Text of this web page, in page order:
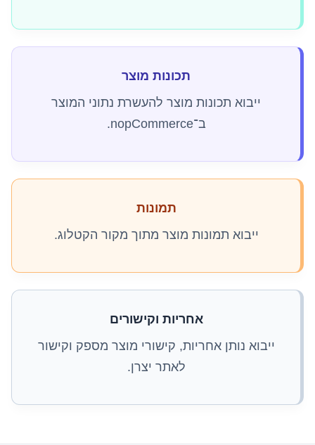
תכונות מוצר
ייבוא תכונות מוצר להעשרת נתוני המוצר
ב־nopCommerce.
תמונות
ייבוא תמונות מוצר מתוך מקור הקטלוג.
אחריות וקישורים
ייבוא נותן אחריות, קישורי מוצר מספק וקישור
לאתר יצרן.